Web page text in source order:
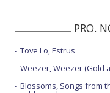
PRO.
Tove Lo, Estrus
Weezer, Weezer (Gold
Blossoms, Songs from